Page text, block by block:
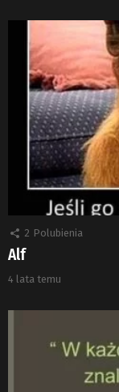
2 Polubienia
Alf
4 lata temu